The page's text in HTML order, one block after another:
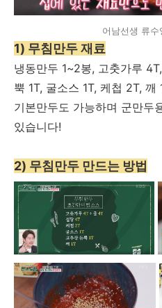
어남선생 류
1) 무침만두 재료
냉동만두 1~2봉, 고춧가루
뿍 1T, 굴소스 1T, 케첩 2T, 깨
기본만두도 가능하며 군만두
있습니다!
2) 무침만두 만드는 방법